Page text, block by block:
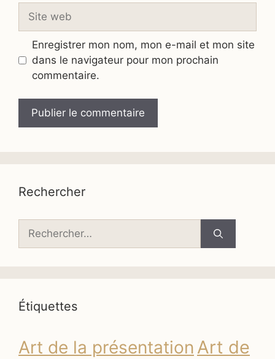
web
Enregistrer mon nom, mon e-mail et mon site
dans le navigateur pour mon prochain
commentaire.
Rechercher
Rechercher :
Étiquettes
Art de la présentation Art de